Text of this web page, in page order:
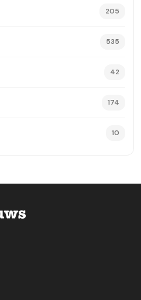
205
535
42
174
10